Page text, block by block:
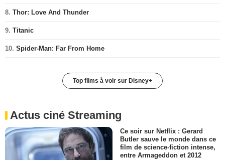
8. Thor: Love And Thunder
9. Titanic
10. Spider-Man: Far From Home
Top films à voir sur Disney+
Actus ciné Streaming
Ce soir sur Netflix : Gerard
Butler sauve le monde dans ce
film de science-fiction intense,
entre Armageddon et 2012